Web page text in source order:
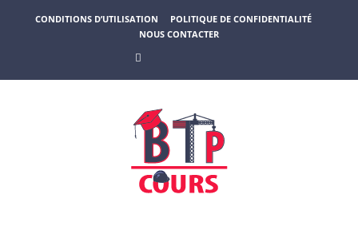
CONDITIONS D’UTILISATION
POLITIQUE DE CONFIDENTIALITÉ
NOUS CONTACTER